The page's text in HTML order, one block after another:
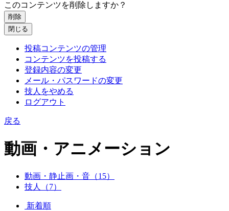
このコンテンツを削除しますか？
削除
閉じる
投稿コンテンツの管理
コンテンツを投稿する
登録内容の変更
メール・パスワードの変更
技人をやめる
ログアウト
戻る
動画・アニメーション
動画・静止画・音（15）
技人（7）
新着順